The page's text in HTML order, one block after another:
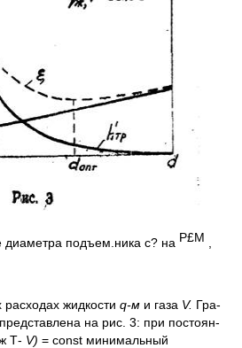
подъем.ника с? на P£M
жидкости q-м и газа V. Гра­
на рис. 3: при постоян­
Т- V) = const минимальный